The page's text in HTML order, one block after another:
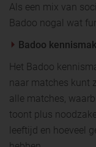
Als een mix van
Badoo nogal wat
Badoo
Het Badoo
naar matches kunt
alle matches,
toont plus
leeftijd en hoeveel